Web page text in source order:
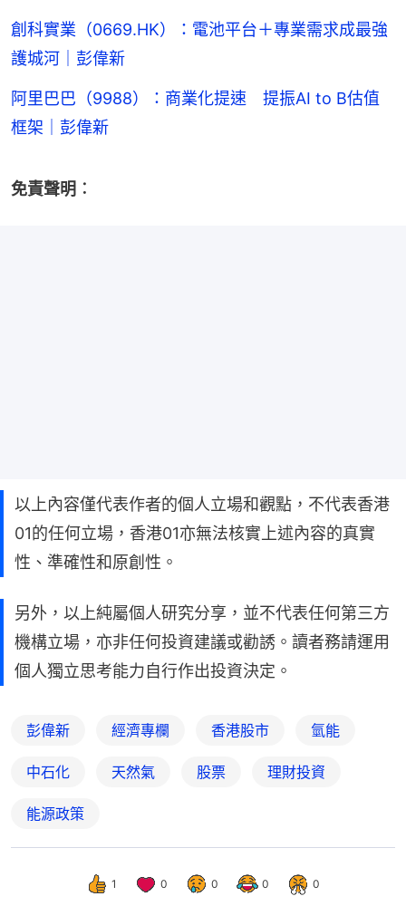
創科實業（0669.HK）：電池平台＋專業需求成最強
護城河｜彭偉新
阿里巴巴（9988）：商業化提速 提振AI to B估值
框架｜彭偉新
免責聲明︰
以上內容僅代表作者的個人立場和觀點，不代表香港
01的任何立場，香港01亦無法核實上述內容的真實
性、準確性和原創性。
另外，以上純屬個人研究分享，並不代表任何第三方
機構立場，亦非任何投資建議或勸誘。讀者務請運用
個人獨立思考能力自行作出投資決定。
彭偉新 經濟專欄 香港股市 氫能
中石化 天然氣 股票 理財投資
能源政策
1 0 0 0 0